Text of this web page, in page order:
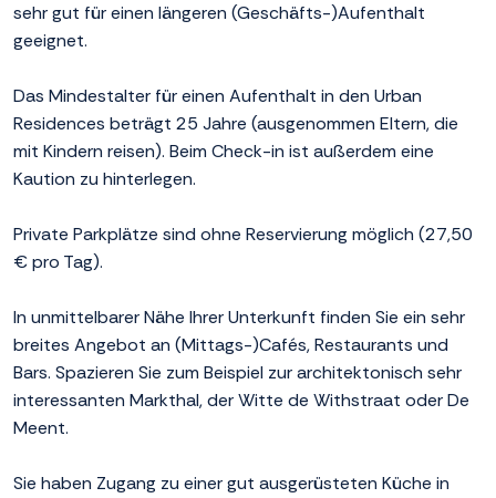
sehr gut für einen längeren (Geschäfts-)Aufenthalt
geeignet.
Das Mindestalter für einen Aufenthalt in den Urban
Residences beträgt 25 Jahre (ausgenommen Eltern, die
mit Kindern reisen). Beim Check-in ist außerdem eine
Kaution zu hinterlegen.
Private Parkplätze sind ohne Reservierung möglich (27,50
€ pro Tag).
In unmittelbarer Nähe Ihrer Unterkunft finden Sie ein sehr
breites Angebot an (Mittags-)Cafés, Restaurants und
Bars. Spazieren Sie zum Beispiel zur architektonisch sehr
interessanten Markthal, der Witte de Withstraat oder De
Meent.
Sie haben Zugang zu einer gut ausgerüsteten Küche in